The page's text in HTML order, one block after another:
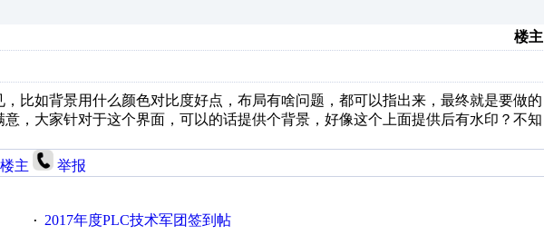
楼主
比如背景用什么颜色对比度好点，布局有啥问题，都可以指出来，最终就是要做的
，大家针对于这个界面，可以的话提供个背景，好像这个上面提供后有水印？不知
主 举报
· 2017年度PLC技术军团签到帖